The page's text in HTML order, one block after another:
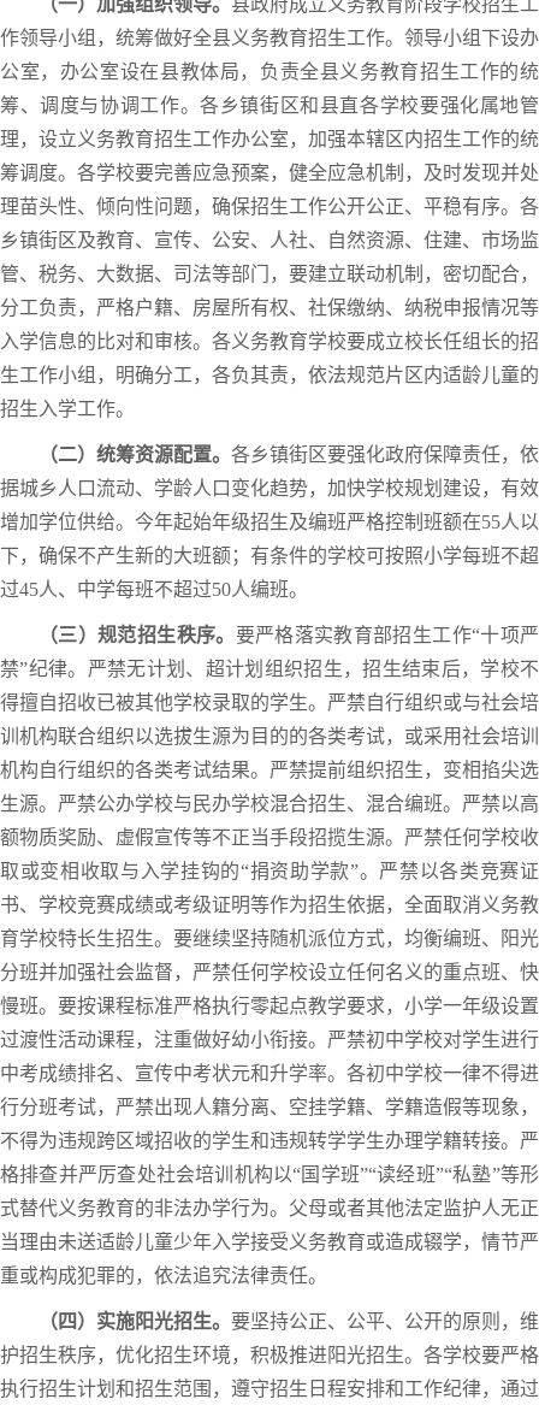
（一）加强组织领导。 县政府成立义务教育阶段学校招生工
作领导小组，统筹做好全县义务教育招生工作。领导小组下设办
公室，办公室设在县教体局，负责全县义务教育招生工作的统
筹、调度与协调工作。各乡镇街区和县直各学校要强化属地管
理，设立义务教育招生工作办公室，加强本辖区内招生工作的统
筹调度。各学校要完善应急预案，健全应急机制，及时发现并处
理苗头性、倾向性问题，确保招生工作公开公正、平稳有序。各
乡镇街区及教育、宣传、公安、人社、自然资源、住建、市场监
管、税务、大数据、司法等部门，要建立联动机制，密切配合，
分工负责，严格户籍、房屋所有权、社保缴纳、纳税申报情况等
入学信息的比对和审核。各义务教育学校要成立校长任组长的招
生工作小组，明确分工，各负其责，依法规范片区内适龄儿童的
招生入学工作。
（二）统筹资源配置。 各乡镇街区要强化政府保障责任，依
据城乡人口流动、学龄人口变化趋势，加快学校规划建设，有效
增加学位供给。今年起始年级招生及编班严格控制班额在55人以
下，确保不产生新的大班额；有条件的学校可按照小学每班不超
过45人、中学每班不超过50人编班。
（三）规范招生秩序。 要严格落实教育部招生工作“十项严
禁”纪律。严禁无计划、超计划组织招生，招生结束后，学校不
得擅自招收已被其他学校录取的学生。严禁自行组织或与社会培
训机构联合组织以选拔生源为目的的各类考试，或采用社会培训
机构自行组织的各类考试结果。严禁提前组织招生，变相掐尖选
生源。严禁公办学校与民办学校混合招生、混合编班。严禁以高
额物质奖励、虚假宣传等不正当手段招揽生源。严禁任何学校收
取或变相收取与入学挂钩的“捐资助学款”。严禁以各类竞赛证
书、学校竞赛成绩或考级证明等作为招生依据，全面取消义务教
育学校特长生招生。要继续坚持随机派位方式，均衡编班、阳光
分班并加强社会监督，严禁任何学校设立任何名义的重点班、快
慢班。要按课程标准严格执行零起点教学要求，小学一年级设置
过渡性活动课程，注重做好幼小衔接。严禁初中学校对学生进行
中考成绩排名、宣传中考状元和升学率。各初中学校一律不得进
行分班考试，严禁出现人籍分离、空挂学籍、学籍造假等现象，
不得为违规跨区域招收的学生和违规转学学生办理学籍转接。严
格排查并严厉查处社会培训机构以“国学班”“读经班”“私塾”等形
式替代义务教育的非法办学行为。父母或者其他法定监护人无正
当理由未送适龄儿童少年入学接受义务教育或造成辍学，情节严
重或构成犯罪的，依法追究法律责任。
（四）实施阳光招生。 要坚持公正、公平、公开的原则，维
护招生秩序，优化招生环境，积极推进阳光招生。各学校要严格
执行招生计划和招生范围，遵守招生日程安排和工作纪律，通过